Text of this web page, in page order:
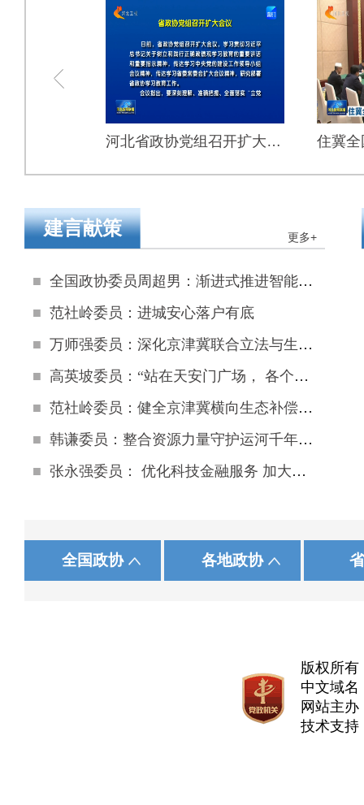
河北省政协党组召开扩大会议
建言献策 更多+
■ 全国政协委员周超男：渐进式推进智能体进入“寻常百姓家”
■ 范社岭委员：进城安心落户有底
■ 万师强委员：深化京津冀联合立法与生态补偿
■ 高英坡委员：“站在天安门广场， 各个方向都能看到曲阳石雕”
■ 范社岭委员：健全京津冀横向生态补偿机制
■ 韩谦委员：整合资源力量守护运河千年文脉
■ 张永强委员： 优化科技金融服务 加大信贷投放力度
全国政协 各地政协
北 京 | 天 津 |
江 苏 | 浙 江 | 安 徽
河北人大网
中共河北省委统战部
省教育厅
省科学技术厅
省卫生健康委员会
省人民政府外事办
省体育局
农工党河北省委员会 中国国民党革命委员会
中国民
台湾民主自治同盟
中华全国工商业联合会 河北工商
石家庄 | 承 德 |
衡 水 | 邢 台 | 邯 郸
新华网 人民网 央视网
中青在线
求是网 长城网
国务院政策文件库 国家统计局 中国政协文史资料数
版权所
中文域
网站主
技术支持